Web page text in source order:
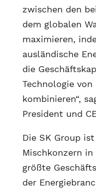
zwischen den
dem globalen
maximieren,
ausländische
die
Technologie von
kombinieren“,
President und
Die SK Group
Mischkonzern in
größte
der